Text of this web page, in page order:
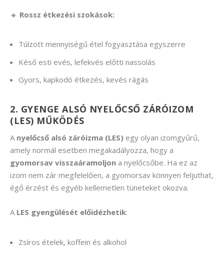
🔸 Rossz étkezési szokások:
Túlzott mennyiségű étel fogyasztása egyszerre
Késő esti evés, lefekvés előtti nassolás
Gyors, kapkodó étkezés, kevés rágás
2. GYENGE ALSÓ NYELŐCSŐ ZÁRÓIZOM
(LES) MŰKÖDÉS
A nyelőcső alsó záróizma (LES) egy olyan izomgyűrű,
amely normál esetben megakadályozza, hogy a
gyomorsav visszaáramoljon a nyelőcsőbe. Ha ez az
izom nem zár megfelelően, a gyomorsav könnyen feljuthat,
égő érzést és egyéb kellemetlen tüneteket okozva.
A LES gyengülését előidézhetik:
Zsíros ételek, koffein és alkohol